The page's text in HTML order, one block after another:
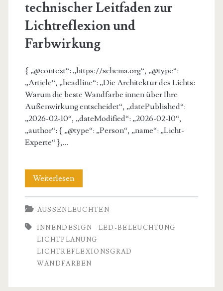
technischer Leitfaden zur
Lichtreflexion und
Farbwirkung
{ „@context“: „https://schema.org“, „@type“:
„Article“, „headline“: „Die Architektur des Lichts:
Warum die beste Wandfarbe innen über Ihre
Außenwirkung entscheidet“, „datePublished“:
„2026-02-10“, „dateModified“: „2026-02-10“,
„author“: { „@type“: „Person“, „name“: „Licht-
Experte“ },…
WeiterlesenBeste
Wandfarben
innen:
Ein
technischer
Leitfaden
AUSSENLEUCHTEN
INNENDESIGN
LED-BELEUCHTUNG
LICHTPLANUNG
LICHTREFLEXIONSGRAD
WANDFARBEN